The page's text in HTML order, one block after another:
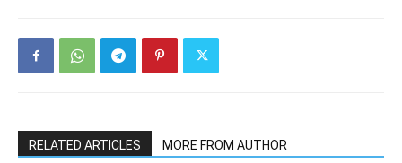
RELATED ARTICLES MORE FROM AUTHOR